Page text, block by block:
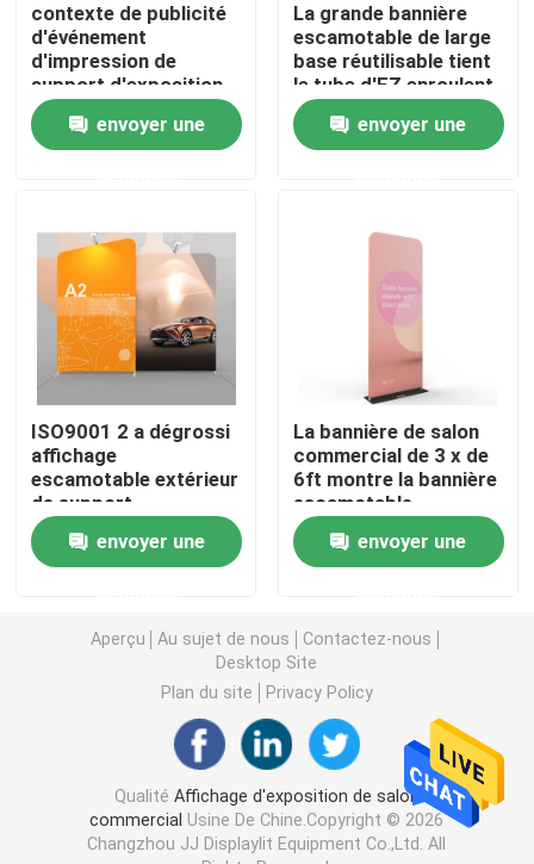
Contrôle de la qualité
Contact
Tous les cas
Affichage d'exposition de salon commercial
Affichage modulaire d'exposition
Sautez l'affichage d'exposition
Trade Show Hanging Banner
Caisson lumineux de SEG
Présentoir de voûte
Personnalisé épousant des contextes
contexte de publicité
d'événement
d'impression de
support d'exposition
de support de
bannière de salon
commercial de 120cm
envoyer une
La grande bannière
escamotable de large
base réutilisable tient
le tube d'EZ enroulent
l'exposition
envoyer une
ISO9001 2 a dégrossi
affichage
escamotable extérieur
de support
escamotable de
bannière 36 pouces
envoyer une
La bannière de salon
commercial de 3 x de
6ft montre la bannière
escamotable
bilatérale pour la
promotion
d'événement
envoyer une
Aperçu Au sujet de nous
Contactez-nous
Desktop Site
Plan du site
Privacy Policy
Qualité Affichage d'exposition de salon
commercial Usine De Chine.Copyright © 2026
Changzhou JJ Displaylit Equipment Co.,Ltd. All